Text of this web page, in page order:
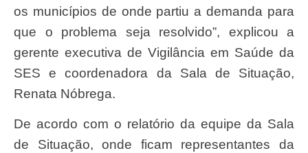
os municípios de onde partiu a demanda para
que o problema seja resolvido”, explicou a
gerente executiva de Vigilância em Saúde da
SES e coordenadora da Sala de Situação,
Renata Nóbrega.
De acordo com o relatório da equipe da Sala
de Situação, onde ficam representantes da